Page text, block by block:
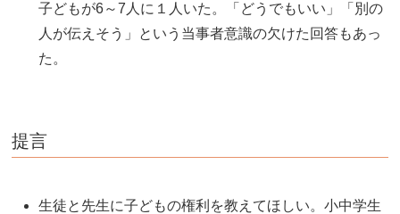
子どもが6～7人に１人いた。「どうでもいい」「別の
人が伝えそう」という当事者意識の欠けた回答もあっ
た。
提言
生徒と先生に子どもの権利を教えてほしい。小中学生